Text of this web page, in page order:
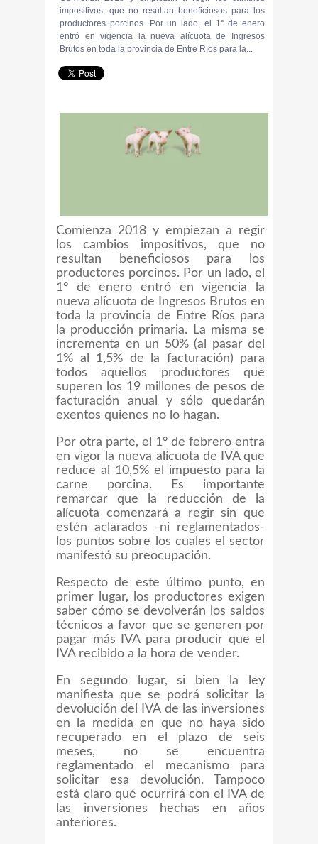
impositivos, que no resultan beneficiosos para los
productores porcinos. Por un lado, el 1° de enero
entró en vigencia la nueva alícuota de Ingresos
Brutos en toda la provincia de Entre Ríos para la...
Comienza 2018 y empiezan a regir
los cambios impositivos, que no
resultan beneficiosos para los
productores porcinos. Por un lado, el
1° de enero entró en vigencia la
nueva alícuota de Ingresos Brutos en
toda la provincia de Entre Ríos para
la producción primaria. La misma se
incrementa en un 50% (al pasar del
1% al 1,5% de la facturación) para
todos aquellos productores que
superen los 19 millones de pesos de
facturación anual y sólo quedarán
exentos quienes no lo hagan.
Por otra parte, el 1° de febrero entra
en vigor la nueva alícuota de IVA que
reduce al 10,5% el impuesto para la
carne porcina. Es importante
remarcar que la reducción de la
alícuota comenzará a regir sin que
estén aclarados -ni reglamentados-
los puntos sobre los cuales el sector
manifestó su preocupación.
Respecto de este último punto, en
primer lugar, los productores exigen
saber cómo se devolverán los saldos
técnicos a favor que se generen por
pagar más IVA para producir que el
IVA recibido a la hora de vender.
En segundo lugar, si bien la ley
manifiesta que se podrá solicitar la
devolución del IVA de las inversiones
en la medida en que no haya sido
recuperado en el plazo de seis
meses, no se encuentra
reglamentado el mecanismo para
solicitar esa devolución. Tampoco
está claro qué ocurrirá con el IVA de
las inversiones hechas en años
anteriores.